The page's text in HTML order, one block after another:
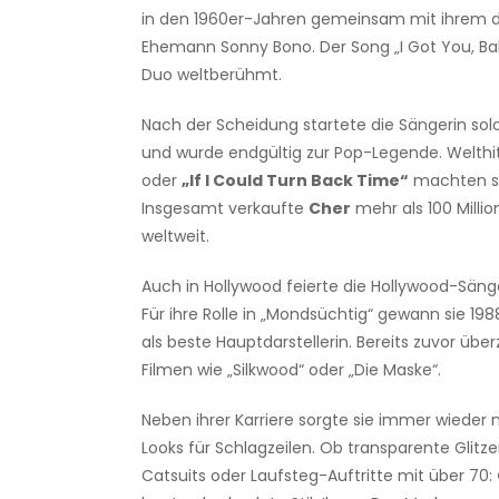
in den 1960er-Jahren gemeinsam mit ihrem
Ehemann Sonny Bono. Der Song „I Got You,
Duo weltberühmt.
Nach der Scheidung startete die Sängerin
und wurde endgültig zur Pop-Legende.
oder „If I Could Turn Back Time“ machten
Insgesamt verkaufte Cher mehr als 100
weltweit.
Auch in Hollywood feierte die Hollywood-
Für ihre Rolle in „Mondsüchtig“ gewann sie
als beste Hauptdarstellerin. Bereits zuvor
Filmen wie „Silkwood“ oder „Die Maske“.
Neben ihrer Karriere sorgte sie immer
Looks für Schlagzeilen. Ob transparente
Catsuits oder Laufsteg-Auftritte mit über 70: